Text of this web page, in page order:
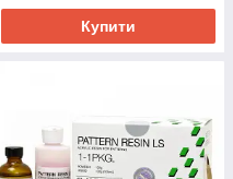
Купити